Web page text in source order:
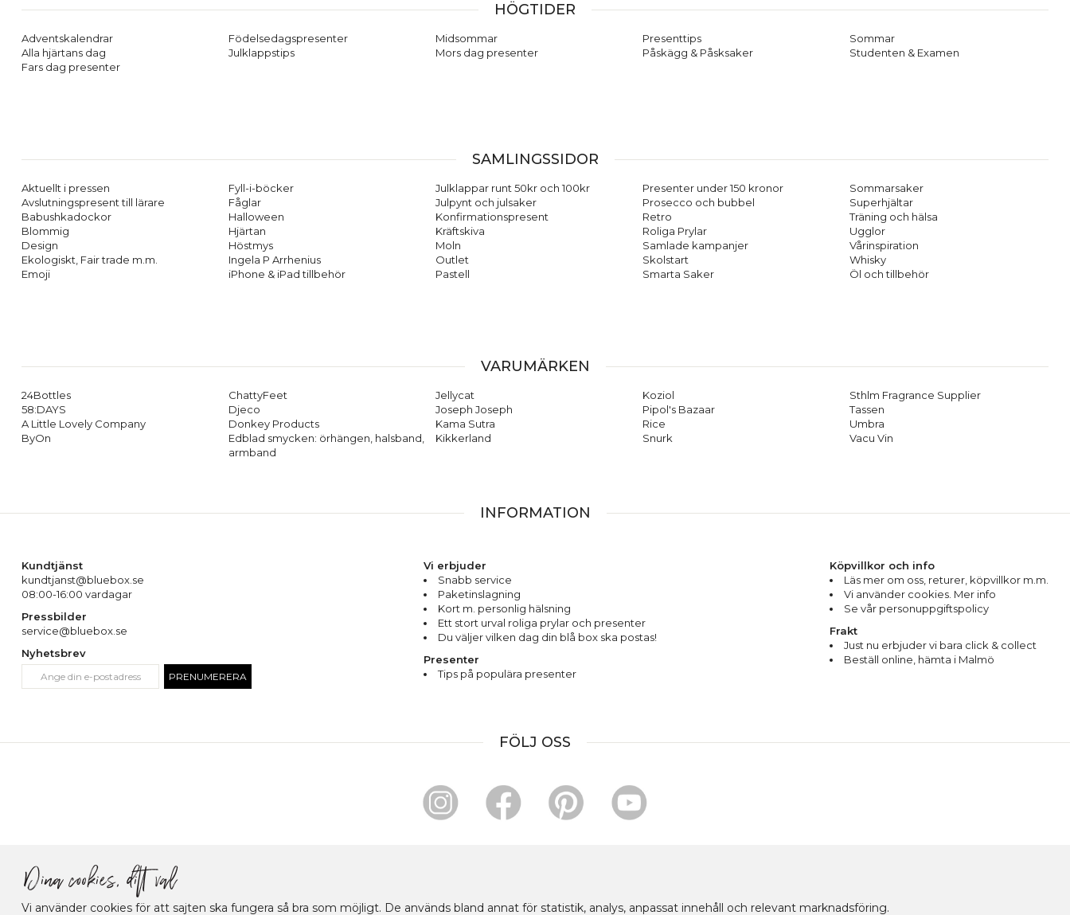
Vi använder cookies för att sajten ska fungera så bra som möjligt. De används bland annat för statistik, analys, anpassat innehåll och relevant marknadsföring.
HÖGTIDER
Adventskalendrar
Alla hjärtans dag
Fars dag presenter
Födelsedagspresenter
Julklappstips
Midsommar
Mors dag presenter
Presenttips
Påskägg & Påsksaker
Sommar
Studenten & Examen
SAMLINGSSIDOR
Aktuellt i pressen
Avslutningspresent till lärare
Babushkadockor
Blommig
Design
Ekologiskt, Fair trade m.m.
Emoji
Fyll-i-böcker
Fåglar
Halloween
Hjärtan
Höstmys
Ingela P Arrhenius
iPhone & iPad tillbehör
Julklappar runt 50kr och 100kr
Julpynt och julsaker
Konfirmationspresent
Kräftskiva
Moln
Outlet
Pastell
Presenter under 150 kronor
Prosecco och bubbel
Retro
Roliga Prylar
Samlade kampanjer
Skolstart
Smarta Saker
Sommarsaker
Superhjältar
Träning och hälsa
Ugglor
Vårinspiration
Whisky
Öl och tillbehör
VARUMÄRKEN
24Bottles
58:DAYS
A Little Lovely Company
ByOn
ChattyFeet
Djeco
Donkey Products
Edblad smycken: örhängen, halsband,
armband
Jellycat
Joseph Joseph
Kama Sutra
Kikkerland
Koziol
Pipol's Bazaar
Rice
Snurk
Sthlm Fragrance Supplier
Tassen
Umbra
Vacu Vin
INFORMATION
Kundtjänst
kundtjanst@bluebox.se
08:00-16:00 vardagar
Pressbilder
service@bluebox.se
Nyhetsbrev
PRENUMERERA
Vi erbjuder
Snabb service
Paketinslagning
Kort m. personlig hälsning
Ett stort urval roliga prylar och presenter
Du väljer vilken dag din blå box ska postas!
Presenter
Tips på populära presenter
Köpvillkor och info
Läs mer om oss returer köpvillkor m.m.
Vi använder cookies. Mer info
Se vår personuppgiftspolicy
Frakt
Just nu erbjuder vi bara click & collect
Beställ online, hämta i Malmö
FÖLJ OSS